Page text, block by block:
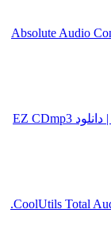
Absolute
mp3
CoolUtils